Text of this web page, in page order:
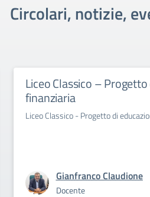
Circolari, notizie,
Liceo Classico –
finanziaria
Liceo Classico - Progetto di
Gianfranco Claudione
Docente